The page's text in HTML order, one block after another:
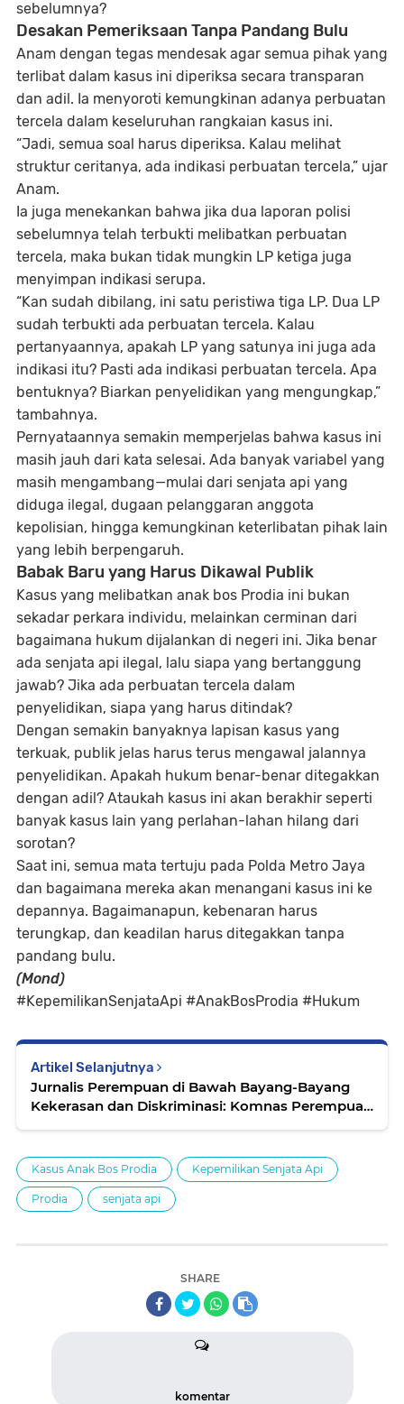
sebelumnya?
Desakan Pemeriksaan Tanpa Pandang Bulu
Anam dengan tegas mendesak agar semua pihak yang
terlibat dalam kasus ini diperiksa secara transparan
dan adil. Ia menyoroti kemungkinan adanya perbuatan
tercela dalam keseluruhan rangkaian kasus ini.
“Jadi, semua soal harus diperiksa. Kalau melihat
struktur ceritanya, ada indikasi perbuatan tercela,” ujar
Anam.
Ia juga menekankan bahwa jika dua laporan polisi
sebelumnya telah terbukti melibatkan perbuatan
tercela, maka bukan tidak mungkin LP ketiga juga
menyimpan indikasi serupa.
“Kan sudah dibilang, ini satu peristiwa tiga LP. Dua LP
sudah terbukti ada perbuatan tercela. Kalau
pertanyaannya, apakah LP yang satunya ini juga ada
indikasi itu? Pasti ada indikasi perbuatan tercela. Apa
bentuknya? Biarkan penyelidikan yang mengungkap,”
tambahnya.
Pernyataannya semakin memperjelas bahwa kasus ini
masih jauh dari kata selesai. Ada banyak variabel yang
masih mengambang—mulai dari senjata api yang
diduga ilegal, dugaan pelanggaran anggota
kepolisian, hingga kemungkinan keterlibatan pihak lain
yang lebih berpengaruh.
Babak Baru yang Harus Dikawal Publik
Kasus yang melibatkan anak bos Prodia ini bukan
sekadar perkara individu, melainkan cerminan dari
bagaimana hukum dijalankan di negeri ini. Jika benar
ada senjata api ilegal, lalu siapa yang bertanggung
jawab? Jika ada perbuatan tercela dalam
penyelidikan, siapa yang harus ditindak?
Dengan semakin banyaknya lapisan kasus yang
terkuak, publik jelas harus terus mengawal jalannya
penyelidikan. Apakah hukum benar-benar ditegakkan
dengan adil? Ataukah kasus ini akan berakhir seperti
banyak kasus lain yang perlahan-lahan hilang dari
sorotan?
Saat ini, semua mata tertuju pada Polda Metro Jaya
dan bagaimana mereka akan menangani kasus ini ke
depannya. Bagaimanapun, kebenaran harus
terungkap, dan keadilan harus ditegakkan tanpa
pandang bulu.
(Mond)
#KepemilikanSenjataApi #AnakBosProdia #Hukum
Artikel Selanjutnya
Jurnalis Perempuan di Bawah Bayang-Bayang
Kekerasan dan Diskriminasi: Komnas Perempuan
Kasus Anak Bos Prodia Kepemilikan Senjata Api
Prodia senjata api
SHARE
komentar